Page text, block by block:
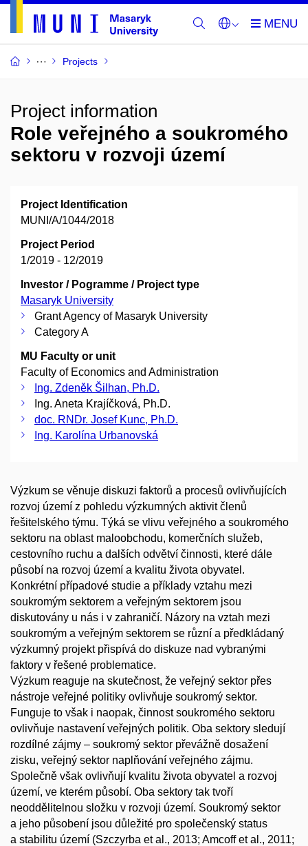
Projects
Project information
Role veřejného a soukromého
sektoru v rozvoji území
Project Identification
MUNI/A/1044/2018
Project Period
1/2019 - 12/2019
Investor / Pogramme / Project type
Masaryk University
Grant Agency of Masaryk University
Category A
MU Faculty or unit
Faculty of Economics and Administration
Ing. Zdeněk Šilhan, Ph.D.
Ing. Aneta Krajíčková, Ph.D.
doc. RNDr. Josef Kunc, Ph.D.
Ing. Karolína Urbanovská
Výzkum se věnuje diskuzi faktorů a procesů ovlivňujících
rozvoj území z pohledu výzkumných aktivit členů
řešitelského týmu. Týká se vlivu veřejného a soukromého
sektoru na oblast maloobchodu, komerčních služeb,
cestovního ruchu a dalších odvětví činnosti, které dále
působí na rozvoj území a kvalitu života obyvatel.
Konkrétní případové studie a příklady vztahu mezi
soukromým sektorem a veřejným sektorem jsou
diskutovány u nás i v zahraničí. Názory na vztah mezi
soukromým a veřejným sektorem se různí a předkládaný
výzkumný projekt přispívá do diskuze nad vybranými
faktory v řešené problematice.
Výzkum reaguje na skutečnost, že veřejný sektor přes
nástroje veřejné politiky ovlivňuje soukromý sektor.
Funguje to však i naopak, činnost soukromého sektoru
ovlivňuje nastavení veřejných politik. Oba sektory sledují
rozdílné zájmy – soukromý sektor převážně dosažení
zisku, veřejný sektor naplňování veřejného zájmu.
Společně však ovlivňují kvalitu života obyvatel a rozvoj
území, ve kterém působí. Oba sektory tak tvoří
neoddělitelnou složku v rozvoji území. Soukromý sektor
a jeho působení jsou důležité pro společenský status
a stabilitu území (Szczyrba et al., 2013; Amcoff et al., 2011;